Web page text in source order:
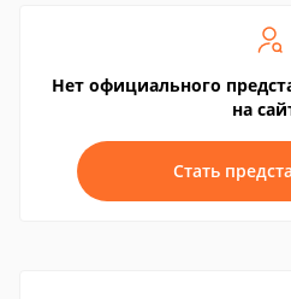
Нет официального
на
Стать